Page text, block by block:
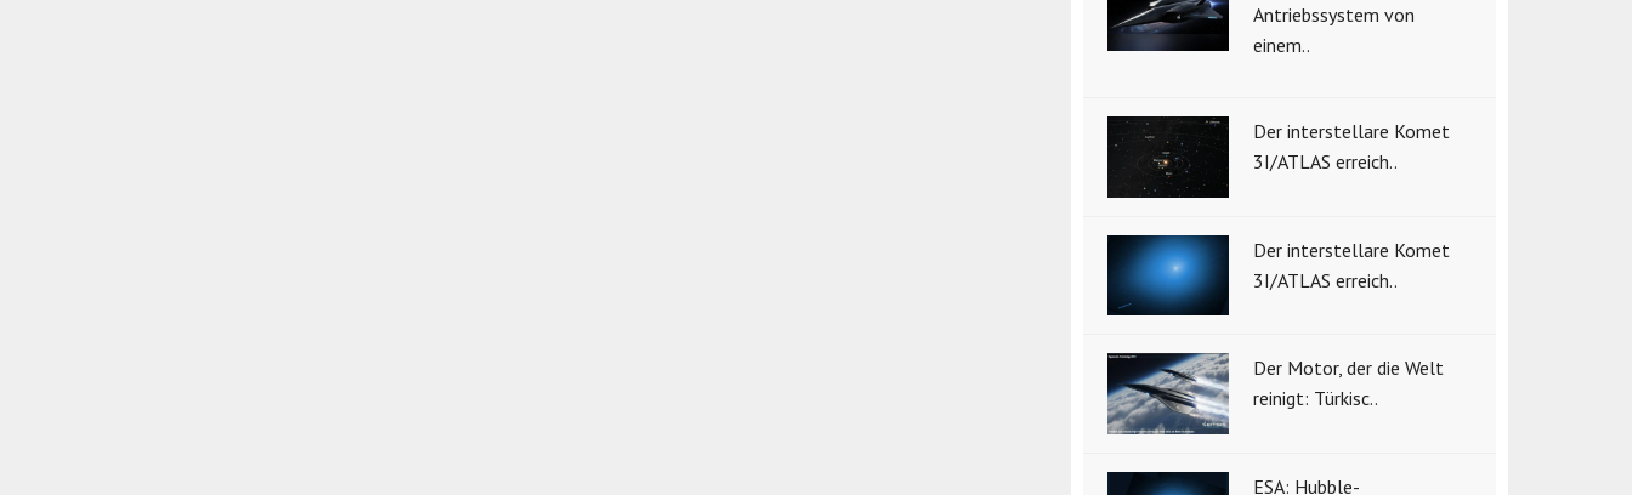
Antriebssystem von
einem..
Der interstellare Komet
3I/ATLAS erreich..
Der interstellare Komet
3I/ATLAS erreich..
Der Motor, der die Welt
reinigt: Türkisc..
ESA: Hubble-